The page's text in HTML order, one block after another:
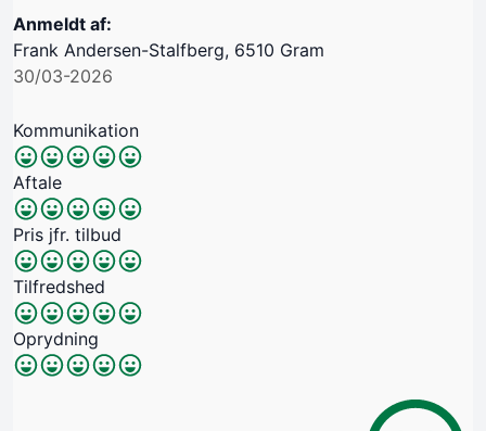
Anmeldt af:
Frank Andersen-Stalfberg, 6510 Gram
30/03-2026
Kommunikation
Aftale
Pris jfr. tilbud
Tilfredshed
Oprydning